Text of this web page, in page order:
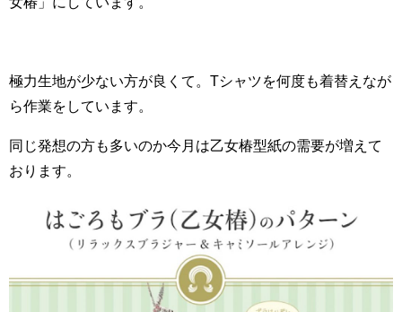
極力生地が少ない方が良くて。Tシャツを何度も着替えなが
ら作業をしています。
同じ発想の方も多いのか今月は乙女椿型紙の需要が増えて
おります。